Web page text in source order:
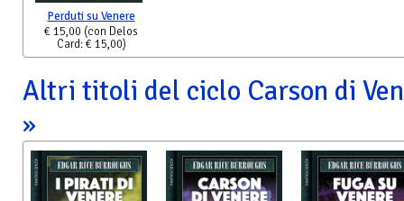
Perduti su Venere
€ 15,00 (con Delos
Card: € 15,00)
Altri titoli del ciclo Carson di